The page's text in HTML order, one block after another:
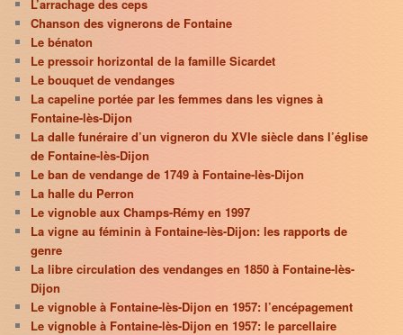
L’arrachage des ceps
Chanson des vignerons de Fontaine
Le bénaton
Le pressoir horizontal de la famille Sicardet
Le bouquet de vendanges
La capeline portée par les femmes dans les vignes à
Fontaine-lès-Dijon
La dalle funéraire d’un vigneron du XVIe siècle dans l’église
de Fontaine-lès-Dijon
Le ban de vendange de 1749 à Fontaine-lès-Dijon
La halle du Perron
Le vignoble aux Champs-Rémy en 1997
La vigne au féminin à Fontaine-lès-Dijon: les rapports de
genre
La libre circulation des vendanges en 1850 à Fontaine-lès-
Dijon
Le vignoble à Fontaine-lès-Dijon en 1957: l’encépagement
Le vignoble à Fontaine-lès-Dijon en 1957: le parcellaire